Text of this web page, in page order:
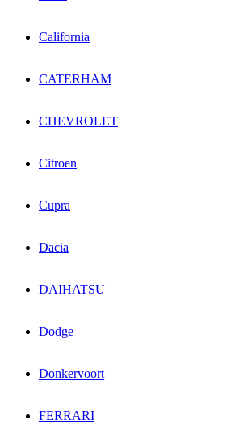
California
CATERHAM
CHEVROLET
Citroen
Cupra
Dacia
DAIHATSU
Dodge
Donkervoort
FERRARI